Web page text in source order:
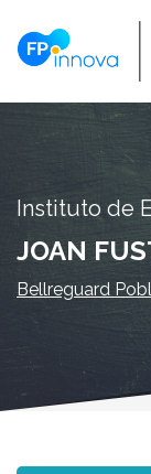
Instituto de
JOAN
Bellreguard